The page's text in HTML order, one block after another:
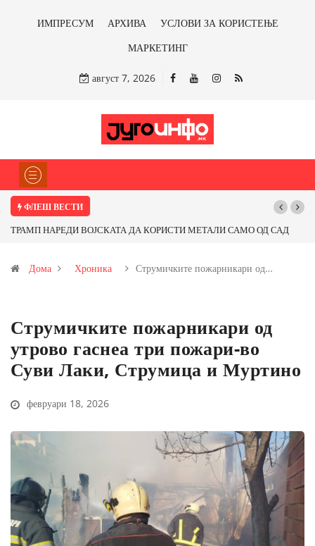
ИМПРЕСУМ АРХИВА
УСЛОВИ ЗА КОРИСТЕЊЕ
МАРКЕТИНГ
август 7, 2026
ФЛЕШ ВЕСТИ
НАРЕДИ ВОЈСКАТА ДА КОРИСТИ МЕТАЛИ САМО ОД САД
и со антимонот?
Дома Хроника Струмичките пожарникари од…
Струмичките пожарникари од
утрово гаснеа три пожари-во
Суви Лаки, Струмица и Муртино
февруари 18, 2026